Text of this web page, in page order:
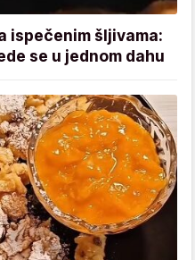
ispečenim šljivama:
se u jednom dahu